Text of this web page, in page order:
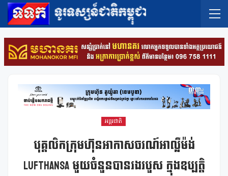
អន្តរជាតិ
បុគ្គលិកក្រុមហ៊ុនអាកាសចរណ៍អាល្លឺម៉ង់
Lufthansa មួយចំនួនបានរងរបួស ក្នុងឧប្បត្តិ